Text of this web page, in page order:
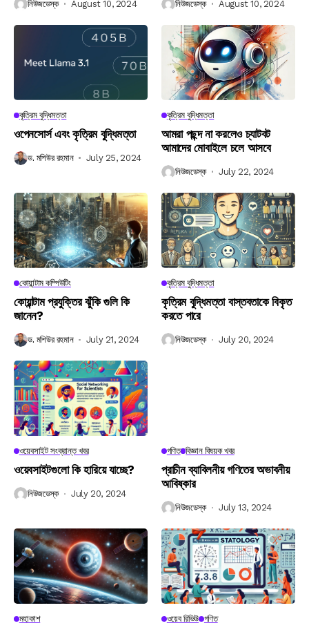
নিউজডেস্ক August 10, 2024 নিউজডেস্ক August 10, 2024
কৃত্রিম বুদ্ধিমত্তা
ওপেনসোর্স এবং কৃত্রিম বুদ্ধিমত্তা
ড. মশিউর রহমান July 25, 2024
কৃত্রিম বুদ্ধিমত্তা
আমরা পছন্দ না করলেও চ্যাটবট
আমাদের মোবাইলে চলে আসবে
নিউজডেস্ক July 22, 2024
কোয়ান্টাম কম্পিউটিং
কোয়ান্টাম প্রযুক্তির ঝুঁকি গুলি কি
জানেন?
ড. মশিউর রহমান July 21, 2024
কৃত্রিম বুদ্ধিমত্তা
কৃত্রিম বুদ্ধিমত্তা বাস্তবতাকে বিকৃত
করতে পারে
নিউজডেস্ক July 20, 2024
ওয়েবসাইট সংক্রান্ত খবর
ওয়েবসাইটগুলো কি হারিয়ে যাচ্ছে?
নিউজডেস্ক July 20, 2024
গণিত বিজ্ঞান বিষয়ক খবর
প্রাচীন ব্যাবিলনীয় গণিতের অভাবনীয়
আবিষ্কার
নিউজডেস্ক July 13, 2024
মহাকাশ ওয়েব রিভিউ গণিত